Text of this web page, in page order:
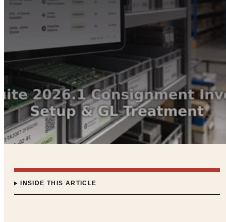
INSIDE THIS ARTICLE